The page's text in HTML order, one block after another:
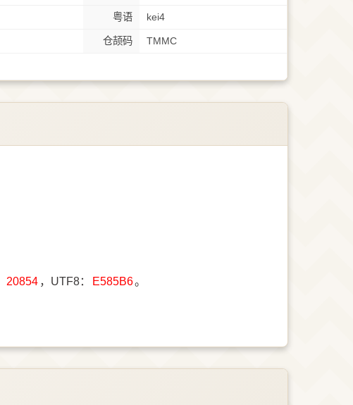
粤语 kei4
仓颉码 TMMC
20854 ，UTF8： E585B6。